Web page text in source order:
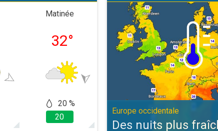
Matinée
32°
20 %
20
Après-midi
37°
60 %
10
30
Des nuits plus fraîches en
Europe occidentale
Des nuits plus